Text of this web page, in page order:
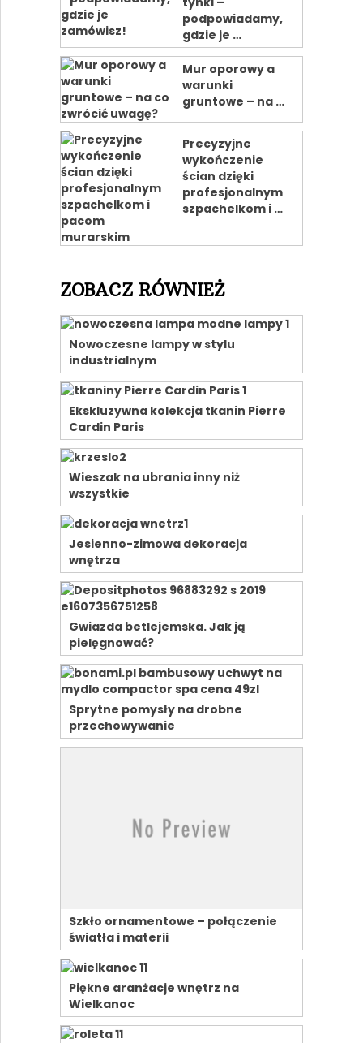
podpowiadamy,
gdzie je …
Mur oporowy a
warunki
gruntowe – na …
Precyzyjne
wykończenie
ścian dzięki
profesjonalnym
szpachelkom i …
ZOBACZ RÓWNIEŻ
Nowoczesne lampy w stylu
industrialnym
Ekskluzywna kolekcja tkanin Pierre
Cardin Paris
Wieszak na ubrania inny niż
wszystkie
Jesienno-zimowa dekoracja
wnętrza
Gwiazda betlejemska. Jak ją
pielęgnować?
Sprytne pomysły na drobne
przechowywanie
Szkło ornamentowe – połączenie
światła i materii
Piękne aranżacje wnętrz na
Wielkanoc